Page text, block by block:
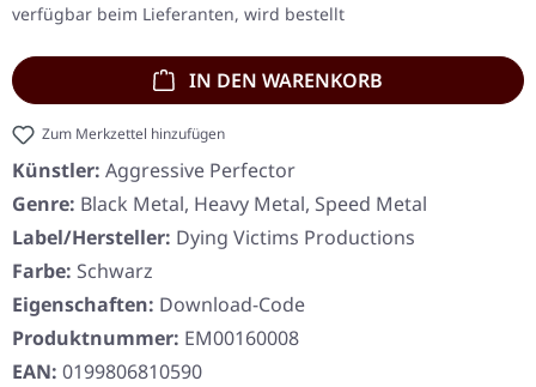
verfügbar beim Lieferanten, wird bestellt
IN DEN WARENKORB
Zum Merkzettel hinzufügen
Künstler: Aggressive Perfector
Genre: Black Metal, Heavy Metal, Speed Metal
Label/Hersteller: Dying Victims Productions
Farbe: Schwarz
Eigenschaften: Download-Code
Produktnummer: EM00160008
EAN: 0199806810590